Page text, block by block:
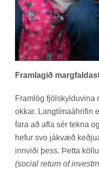
Framlagið
Fram­lög fjöl­skyldu­vina
okk­ar. Lang­tíma­áhrif­in
fara að afla sér tekna
hef­ur svo já­kvæð
inn­viði þess. Þetta
(social return of